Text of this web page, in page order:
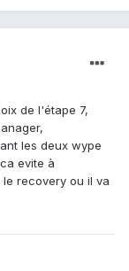
de l'étape 7,
les deux wype
evite à
recovery ou il va